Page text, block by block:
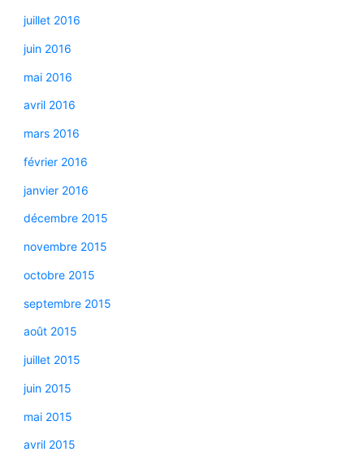
juillet 2016
juin 2016
mai 2016
avril 2016
mars 2016
février 2016
janvier 2016
décembre 2015
novembre 2015
octobre 2015
septembre 2015
août 2015
juillet 2015
juin 2015
mai 2015
avril 2015